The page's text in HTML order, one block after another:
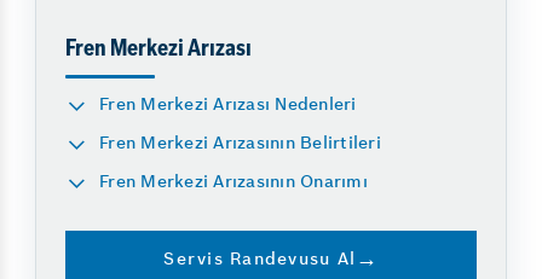
Fren Merkezi Arızası
Fren Merkezi Arızası Nedenleri
Fren Merkezi Arızasının Belirtileri
Fren Merkezi Arızasının Onarımı
Servis Randevusu Al